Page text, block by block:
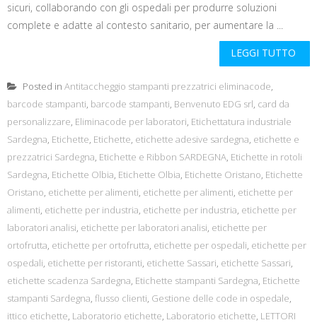
sicuri, collaborando con gli ospedali per produrre soluzioni
complete e adatte al contesto sanitario, per aumentare la ...
LEGGI TUTTO
Posted in Antitaccheggio stampanti prezzatrici eliminacode,
barcode stampanti, barcode stampanti, Benvenuto EDG srl, card da
personalizzare, Eliminacode per laboratori, Etichettatura industriale
Sardegna, Etichette, Etichette, etichette adesive sardegna, etichette e
prezzatrici Sardegna, Etichette e Ribbon SARDEGNA, Etichette in rotoli
Sardegna, Etichette Olbia, Etichette Olbia, Etichette Oristano, Etichette
Oristano, etichette per alimenti, etichette per alimenti, etichette per
alimenti, etichette per industria, etichette per industria, etichette per
laboratori analisi, etichette per laboratori analisi, etichette per
ortofrutta, etichette per ortofrutta, etichette per ospedali, etichette per
ospedali, etichette per ristoranti, etichette Sassari, etichette Sassari,
etichette scadenza Sardegna, Etichette stampanti Sardegna, Etichette
stampanti Sardegna, flusso clienti, Gestione delle code in ospedale,
ittico etichette, Laboratorio etichette, Laboratorio etichette, LETTORI